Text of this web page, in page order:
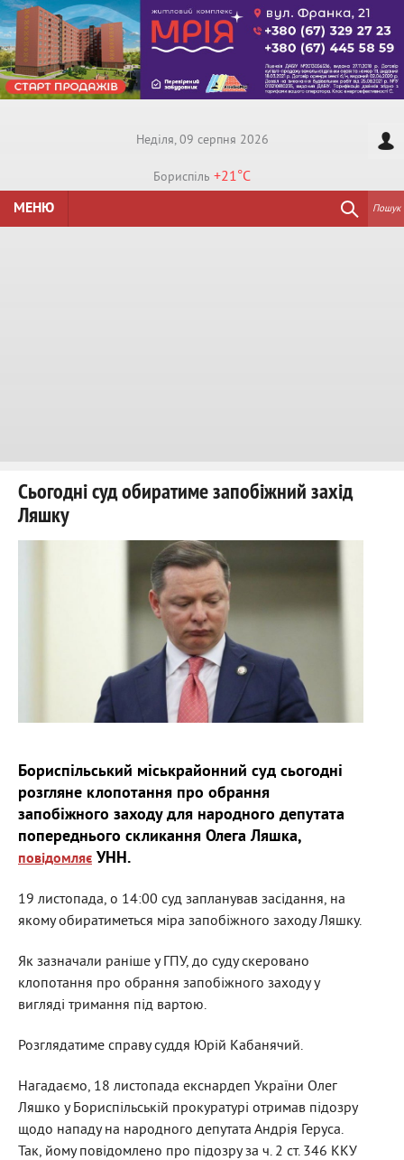
Недiля, 09 серпня 2026
Бориспiль +21°C
МЕНЮ
Пошук
Сьогодні суд обиратиме запобіжний захід
Ляшку
Бориспільський міськрайонний суд сьогодні
розгляне клопотання про обрання
запобіжного заходу для народного депутата
попереднього скликання Олега Ляшка,
повідомляє УНН.
19 листопада, о 14:00 суд запланував засідання, на
якому обиратиметься міра запобіжного заходу Ляшку.
Як зазначали раніше у ГПУ, до суду скеровано
клопотання про обрання запобіжного заходу у
вигляді тримання під вартою.
Розглядатиме справу суддя Юрій Кабанячий.
Нагадаємо, 18 листопада екснардеп України Олег
Ляшко у Бориспільській прокуратурі отримав підозру
щодо нападу на народного депутата Андрія Геруса.
Так, йому повідомлено про підозру за ч. 2 ст. 346 ККУ